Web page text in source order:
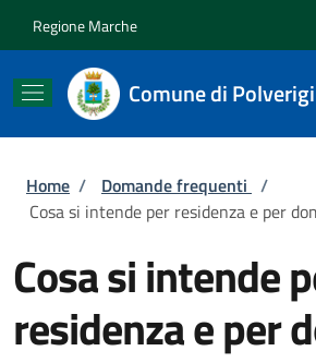
Regione Marche
Comune di Polverigi
Briciole di pane
Home / Domande frequenti /
Cosa si intende per residenza e per
Cosa si intende
residenza e per